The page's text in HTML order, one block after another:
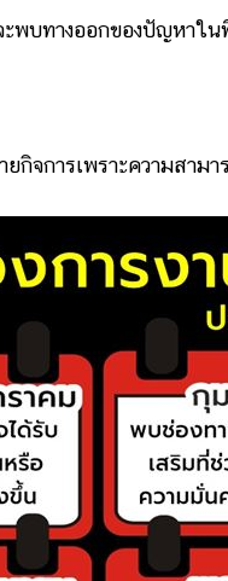
ทางออกของปัญหาใน
การเพราะความสามา